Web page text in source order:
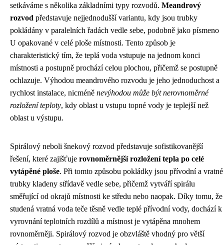
setkáváme s několika základními typy rozvodů. Meandrový
rozvod představuje nejjednodušší variantu, kdy jsou trubky
pokládány v paralelních řadách vedle sebe, podobně jako písmeno
U opakované v celé ploše místnosti. Tento způsob je
charakteristický tím, že teplá voda vstupuje na jednom konci
místnosti a postupně prochází celou plochou, přičemž se postupně
ochlazuje. Výhodou meandrového rozvodu je jeho jednoduchost a
rychlost instalace, nicméně nevýhodou může být nerovnoměrné
rozložení teploty, kdy oblast u vstupu topné vody je teplejší než
oblast u výstupu.
Spirálový neboli šnekový rozvod představuje sofistikovanější
řešení, které zajišťuje rovnoměrnější rozložení tepla po celé
vytápěné ploše. Při tomto způsobu pokládky jsou přívodní a vratné
trubky kladeny střídavě vedle sebe, přičemž vytváří spirálu
směřující od okrajů místnosti ke středu nebo naopak. Díky tomu, že
studená vratná voda teče těsně vedle teplé přívodní vody, dochází k
vyrovnání teplotních rozdílů a místnost je vytápěna mnohem
rovnoměrněji. Spirálový rozvod je obzvláště vhodný pro větší